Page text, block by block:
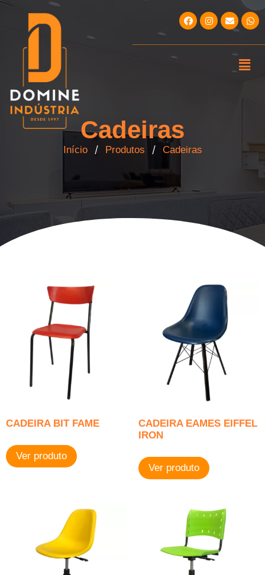
Cadeiras
Início / Produtos / Cadeiras
CADEIRA BIT FAME
Ver produto
CADEIRA EAMES EIFFEL
IRON
Ver produto